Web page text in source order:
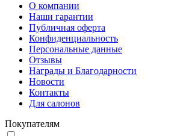
О компании
Наши гарантии
Публичная оферта
Конфиденциальность
Персональные данные
Отзывы
Награды и Благодарности
Новости
Контакты
Для салонов
Покупателям